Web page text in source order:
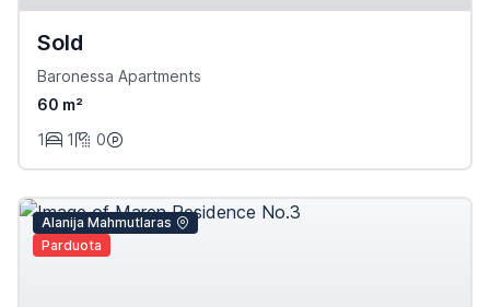
Sold
Baronessa Apartments
60 m²
1
1 0
Alanija Mahmutlaras
Parduota